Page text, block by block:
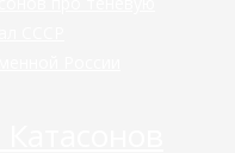
России